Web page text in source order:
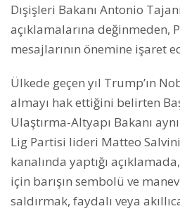
Dışişleri Bakanı Antonio
açıklamalarına değinmeden,
mesajlarının önemine işaret
Ülkede geçen yıl Trump’ın
almayı hak ettiğini belirten
Ulaştırma-Altyapı Bakanı
Lig Partisi lideri Matteo
kanalında yaptığı
için barışın sembolü ve
saldırmak, faydalı veya